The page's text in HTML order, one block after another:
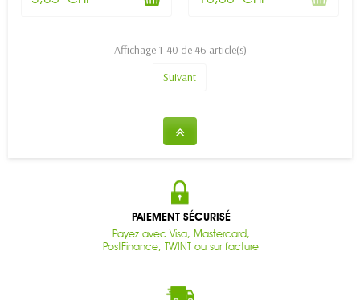
Affichage 1-40 de 46 article(s)
Suivant
PAIEMENT SÉCURISÉ
Payez avec Visa, Mastercard,
PostFinance, TWINT ou sur facture